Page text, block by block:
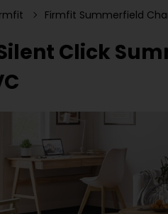
Firmfit Summerfield
Click